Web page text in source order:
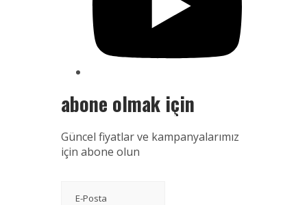
abone olmak için
Güncel fiyatlar ve kampanyalarımız
için abone olun